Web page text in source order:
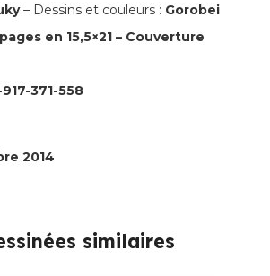
– Dessins et couleurs : Gorobei
en 15,5×21 – Couverture
371-558
2014
similaires